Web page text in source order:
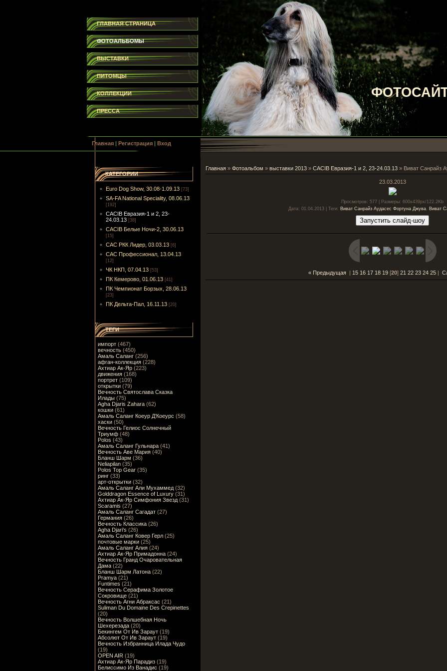
ФОТОСАЙТ
ГЛАВНАЯ СТРАНИЦА
ФОТОАЛЬБОМЫ
ВЫСТАВКИ
ПИТОМЦЫ
КОЛЛЕКЦИИ
ПРЕССА
Главная| Регистрация| Вход
КАТЕГОРИИ
Euro Dog Show, 30.08-1.09.13 [73]
SA-FA National Speciality, 08.06.13
[192]
CACIB Евразия-1 и 2, 23-
24.03.13 [38]
CACIB Белые Ночи-2, 30.06.13
[15]
САС РКК Лидер, 03.03.13 [6]
САС Профессионал, 13.04.13
[12]
ЧК НКП, 07.04.13 [53]
ПК Кемерово, 01.06.13 [41]
ПК Чемпионат Борзых, 28.06.13
[23]
ПК Дельта-Пал, 16.11.13 [20]
ТЕГИ
импорт(467)
вечность(450)
Амаль Саланг(256)
афган-коллекция(228)
Ахтиар Ак-Яр(223)
движения(168)
портрет(109)
открытки(79)
Вечность Святослава Сказка
Илады(75)
Agha Djaris Zahara(62)
кошки(61)
Амаль Саланг Коеур Д'Коеурс (58)
хаски(50)
Вечность Гелиос Солнечный
Триумф(48)
Polos (43)
Амаль Саланг Гульнара(41)
Вечность Аве Мария(40)
Бланш Шарм (36)
Neliapilan(35)
Polos Top Gear(35)
ринг(33)
арт-открытки(32)
Амаль Саланг Али Мухаммед(32)
Golddragon Essence of Luxury(31)
Ахтиар Ак-Яр Симфония Звезд(31)
Scaramis (27)
Амаль Саланг Сагадат(27)
Германия(26)
Вечность Классика(26)
Agha Djari's (26)
Амаль Саланг Ковер Герл(25)
почтовые марки(25)
Амаль Саланг Алия(24)
Ахтиар Ак-Яр Примадонна(24)
Вечность Гранд Очаровательная
Дама(22)
Бланш Шарм Латона(22)
Pramya(21)
Funtimes (21)
Вечность Серафима Золотое
Сокровище(21)
Вечность Агни Абраксас (21)
Suliman Du Domaine Des Crepinettes
(20)
Вечность Волшебная Ночь
Шехерезада(20)
Бекингем От Ив Зараут(19)
Абсолют От Ив Зараут(19)
Вечность Избранница Илада Чудо
(19)
OPEN AIR (19)
Ахтиар Ак-Яр Парадиз(19)
Белиссимо Из Ванадис (19)
Главная» Фотоальбом » выставки 2013» CACIB Евразия-1 и 2, 23-24.03.13» Виват Санрайз
23.03.2013
Просмотров: 577 | Размеры: 600x439px/122.2Kb
Дата: 01.04.2013 | Теги: Виват Санрайз Аудасес Фортуна Джува Виват
« Предыдущая| 15 16 17 18 19[20] 21 22 23 24 25|